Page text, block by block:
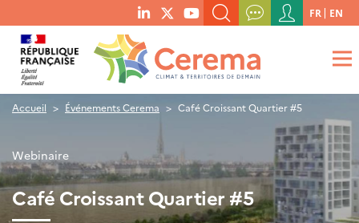
menu
social
links
RECHERCHER UN MOT-CLÉ, UNE PUBLICATION, ETC.
QUE RECHERCHEZ-VOUS ?
Menu
du
compte
de
l'utilisateur
FR EN
Accueil Événements Cerema Café Croissant Quartier #5
Webinaire
Café Croissant Quartier #5